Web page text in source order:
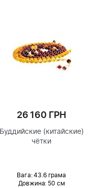
26 160 ГРН
Буддийские (китайские)
чётки
Вага: 43.6 грама
Довжина: 50 см